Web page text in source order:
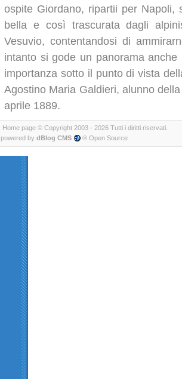
ospite Giordano, ripartii per Napoli,
bella e così trascurata dagli
Vesuvio, contentandosi di
intanto si gode un panorama
importanza sotto il punto di vista
Agostino Maria Galdieri, alunno
aprile 1889.
Home page © Copyright 2003 - 2026 Tutti i diritti riservati.
powered by dBlog CMS ® Open Source